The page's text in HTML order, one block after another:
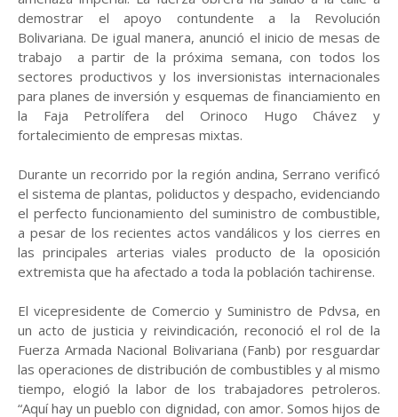
demostrar el apoyo contundente a la Revolución
Bolivariana. De igual manera, anunció el inicio de mesas de
trabajo a partir de la próxima semana, con todos los
sectores productivos y los inversionistas internacionales
para planes de inversión y esquemas de financiamiento en
la Faja Petrolífera del Orinoco Hugo Chávez y
fortalecimiento de empresas mixtas.
Durante un recorrido por la región andina, Serrano verificó
el sistema de plantas, poliductos y despacho, evidenciando
el perfecto funcionamiento del suministro de combustible,
a pesar de los recientes actos vandálicos y los cierres en
las principales arterias viales producto de la oposición
extremista que ha afectado a toda la población tachirense.
El vicepresidente de Comercio y Suministro de Pdvsa, en
un acto de justicia y reivindicación, reconoció el rol de la
Fuerza Armada Nacional Bolivariana (Fanb) por resguardar
las operaciones de distribución de combustibles y al mismo
tiempo, elogió la labor de los trabajadores petroleros.
“Aquí hay un pueblo con dignidad, con amor. Somos hijos de